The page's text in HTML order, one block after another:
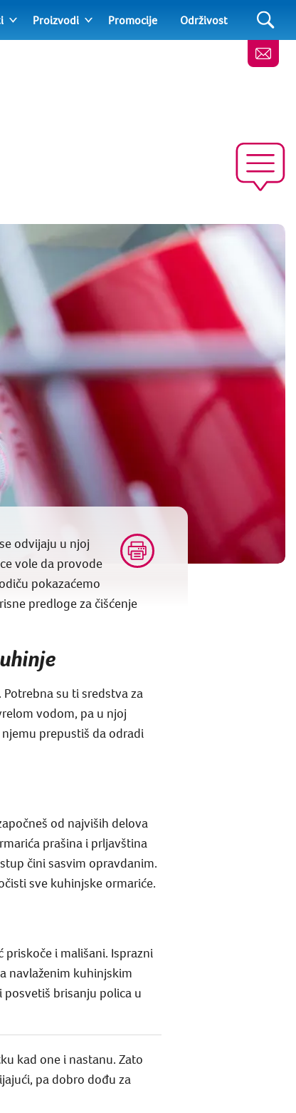
Proizvodi Promocije Održivost
odvijaju u njoj
vole da provode
pokazaćemo
predloge za čišćenje
su ti sredstva za
vodom, pa u njoj
prepustiš da odradi
od najviših delova
prašina i prljavština
čini sasvim opravdanim.
sve kuhinjske ormariće.
i mališani. Isprazni
navlaženim kuhinjskim
posvetiš brisanju polica u
kad one i nastanu. Zato
pa dobro dođu za